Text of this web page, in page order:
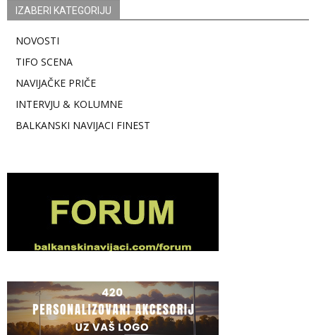
IZABERI KATEGORIJU
NOVOSTI
TIFO SCENA
NAVIJAČKE PRIČE
INTERVJU & KOLUMNE
BALKANSKI NAVIJACI FINEST